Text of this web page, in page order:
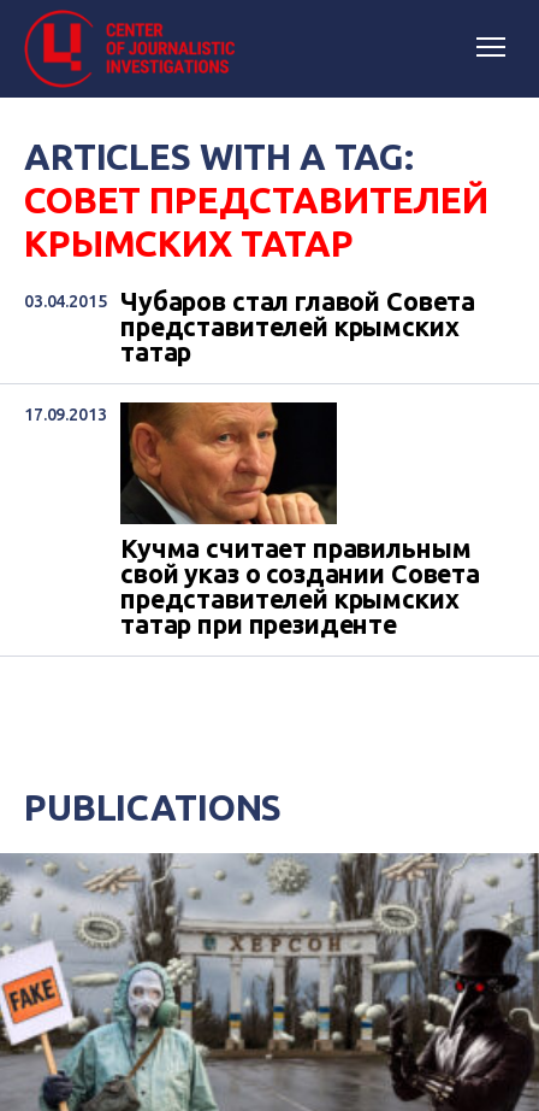
ARTICLES WITH A TAG:
СОВЕТ ПРЕДСТАВИТЕЛЕЙ
КРЫМСКИХ ТАТАР
03.04.2015
Чубаров стал главой Совета
представителей крымских
татар
17.09.2013
Кучма считает правильным
свой указ о создании Совета
представителей крымских
татар при президенте
PUBLICATIONS